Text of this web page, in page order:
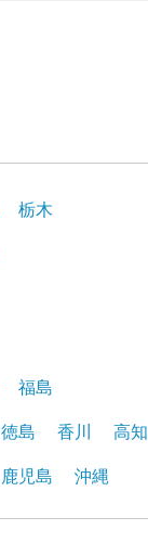
栃木
福島
徳島 香川 高知
鹿児島 沖縄